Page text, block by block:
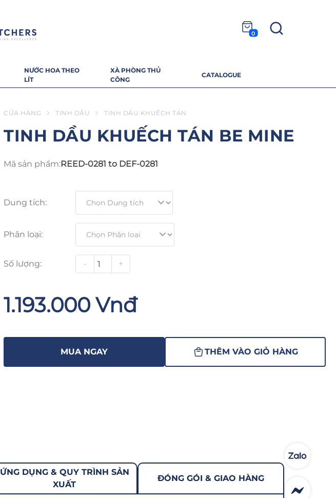
NƯỚC HOA THEO
LÍT
XÀ PHÒNG THỦ
CÔNG
CATALOGUE
0
CỬA HÀNG TINH DẦU TINH DẦU KHUẾCH TÁN
TINH DẦU KHUẾCH TÁN BE MINE
Mã sản phẩm:REED-0281 to DEF-0281
Dung tích:
Phân loại:
Số lượng: - +
1.193.000 Vnđ
MUA NGAY THÊM VÀO GIỎ HÀNG
ỨNG DỤNG & QUY TRÌNH SẢN
XUẤT
ĐÓNG GÓI & GIAO HÀNG